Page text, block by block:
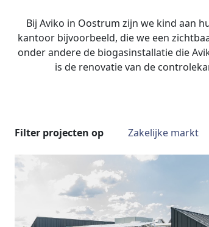
Bij Aviko in Oostrum zijn we kind aan
kantoor bijvoorbeeld, die we een
onder andere de biogasinstallatie die
is de renovatie van de
Filter projecten op Zakelijke markt